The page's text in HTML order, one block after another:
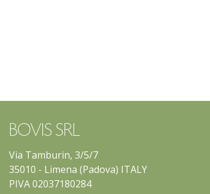
BOVIS SRL
Via Tamburin, 3/5/7
35010 - Limena (Padova) ITALY
PIVA 02037180284